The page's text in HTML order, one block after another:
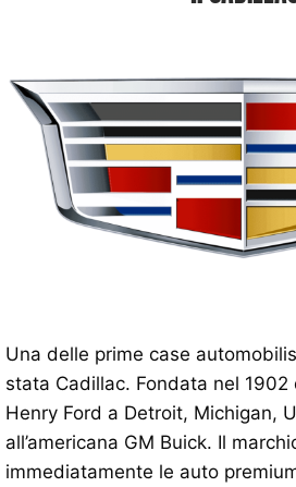
Una delle prime case
stata Cadillac. Fondata nel
Henry Ford a Detroit, Michigan,
all’americana GM Buick. Il
immediatamente le auto